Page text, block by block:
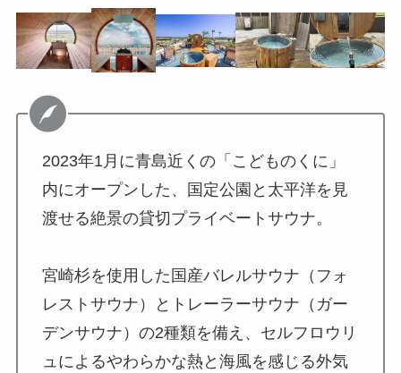
2023年1月に青島近くの「こどものくに」
内にオープンした、国定公園と太平洋を見
渡せる絶景の貸切プライベートサウナ。
宮崎杉を使用した国産バレルサウナ（フォ
レストサウナ）とトレーラーサウナ（ガー
デンサウナ）の2種類を備え、セルフロウリ
ュによるやわらかな熱と海風を感じる外気